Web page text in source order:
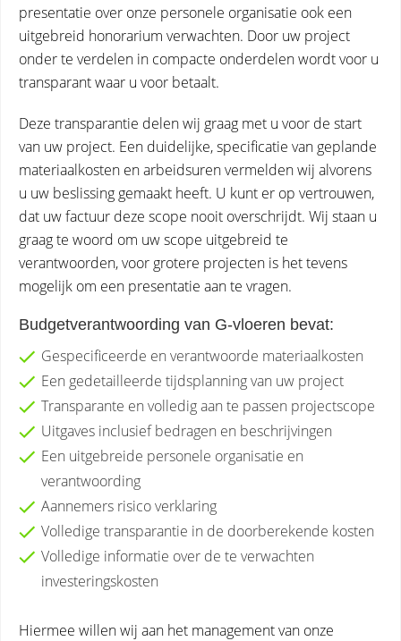
presentatie over onze personele organisatie ook een
uitgebreid honorarium verwachten. Door uw project
onder te verdelen in compacte onderdelen wordt voor u
transparant waar u voor betaalt.
Deze transparantie delen wij graag met u voor de start
van uw project. Een duidelijke, specificatie van geplande
materiaalkosten en arbeidsuren vermelden wij alvorens
u uw beslissing gemaakt heeft. U kunt er op vertrouwen,
dat uw factuur deze scope nooit overschrijdt. Wij staan u
graag te woord om uw scope uitgebreid te
verantwoorden, voor grotere projecten is het tevens
mogelijk om een presentatie aan te vragen.
Budgetverantwoording van G-vloeren bevat:
Gespecificeerde en verantwoorde materiaalkosten
Een gedetailleerde tijdsplanning van uw project
Transparante en volledig aan te passen projectscope
Uitgaves inclusief bedragen en beschrijvingen
Een uitgebreide personele organisatie en
verantwoording
Aannemers risico verklaring
Volledige transparantie in de doorberekende kosten
Volledige informatie over de te verwachten
investeringskosten
Hiermee willen wij aan het management van onze